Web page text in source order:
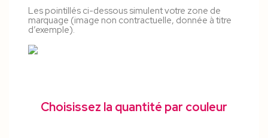
Les pointillés ci-dessous simulent votre zone de
marquage (image non contractuelle, donnée à titre
d’exemple).
Choisissez la quantité par couleur